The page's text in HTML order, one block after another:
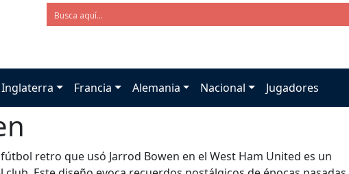
Inglaterra Francia Alemania Nacional Jugadores
retro que usó Jarrod Bowen en el West Ham United es un